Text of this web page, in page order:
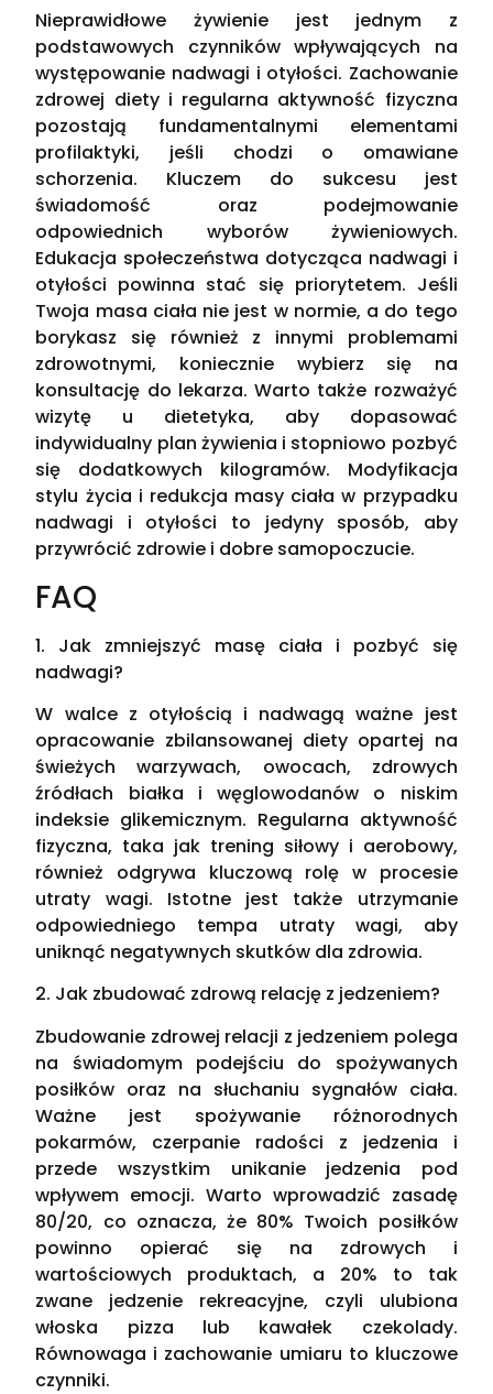
Nieprawidłowe żywienie jest jednym z
podstawowych czynników wpływających na
występowanie nadwagi i otyłości. Zachowanie
zdrowej diety i regularna aktywność fizyczna
pozostają fundamentalnymi elementami
profilaktyki, jeśli chodzi o omawiane
schorzenia. Kluczem do sukcesu jest
świadomość oraz podejmowanie
odpowiednich wyborów żywieniowych.
Edukacja społeczeństwa dotycząca nadwagi i
otyłości powinna stać się priorytetem. Jeśli
Twoja masa ciała nie jest w normie, a do tego
borykasz się również z innymi problemami
zdrowotnymi, koniecznie wybierz się na
konsultację do lekarza. Warto także rozważyć
wizytę u dietetyka, aby dopasować
indywidualny plan żywienia i stopniowo pozbyć
się dodatkowych kilogramów. Modyfikacja
stylu życia i redukcja masy ciała w przypadku
nadwagi i otyłości to jedyny sposób, aby
przywrócić zdrowie i dobre samopoczucie.
FAQ
1. Jak zmniejszyć masę ciała i pozbyć się
nadwagi?
W walce z otyłością i nadwagą ważne jest
opracowanie zbilansowanej diety opartej na
świeżych warzywach, owocach, zdrowych
źródłach białka i węglowodanów o niskim
indeksie glikemicznym. Regularna aktywność
fizyczna, taka jak trening siłowy i aerobowy,
również odgrywa kluczową rolę w procesie
utraty wagi. Istotne jest także utrzymanie
odpowiedniego tempa utraty wagi, aby
uniknąć negatywnych skutków dla zdrowia.
2. Jak zbudować zdrową relację z jedzeniem?
Zbudowanie zdrowej relacji z jedzeniem polega
na świadomym podejściu do spożywanych
posiłków oraz na słuchaniu sygnałów ciała.
Ważne jest spożywanie różnorodnych
pokarmów, czerpanie radości z jedzenia i
przede wszystkim unikanie jedzenia pod
wpływem emocji. Warto wprowadzić zasadę
80/20, co oznacza, że 80% Twoich posiłków
powinno opierać się na zdrowych i
wartościowych produktach, a 20% to tak
zwane jedzenie rekreacyjne, czyli ulubiona
włoska pizza lub kawałek czekolady.
Równowaga i zachowanie umiaru to kluczowe
czynniki.